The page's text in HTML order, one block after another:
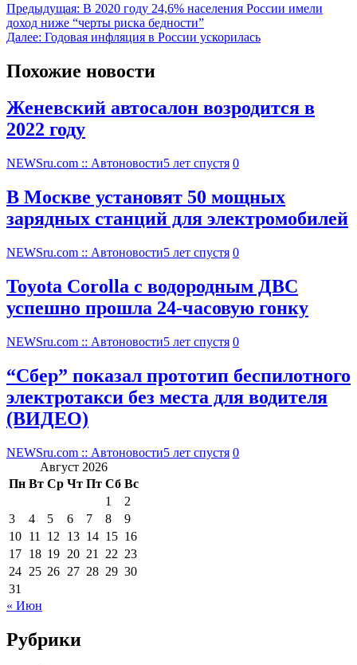
Предыдущая: В 2020 году 24,6% населения России имели
доход ниже “черты риска бедности”
Далее: Годовая инфляция в России ускорилась
Похожие новости
Женевский автосалон возродится в
2022 году
NEWSru.com :: Автоновости5 лет спустя 0
В Москве установят 50 мощных
зарядных станций для электромобилей
NEWSru.com :: Автоновости5 лет спустя 0
Toyota Corolla с водородным ДВС
успешно прошла 24-часовую гонку
NEWSru.com :: Автоновости5 лет спустя 0
“Сбер” показал прототип беспилотного
электротакси без места для водителя
(ВИДЕО)
NEWSru.com :: Автоновости5 лет спустя 0
Август 2026
Пн Вт Ср Чт Пт Сб Вс
1
2
3
4 5 6 7 8
9
10 11 12 13 14 15 16
17 18 19 20 21 22 23
24 25 26 27 28 29 30
31
« Июн
Рубрики